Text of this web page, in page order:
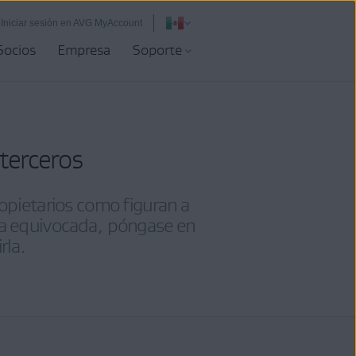
Iniciar sesión en AVG MyAccount
Empresa Soporte
como figuran a
equivocada, póngase en